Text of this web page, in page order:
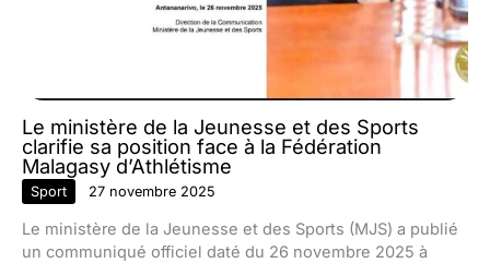
Le ministère de la Jeunesse et des Sports
clarifie sa position face à la Fédération
Malagasy d’Athlétisme
Sport 27 novembre 2025
Le ministère de la Jeunesse et des Sports (MJS) a publié
un communiqué officiel daté du 26 novembre 2025 à